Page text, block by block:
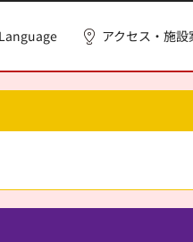
アクセス・施設